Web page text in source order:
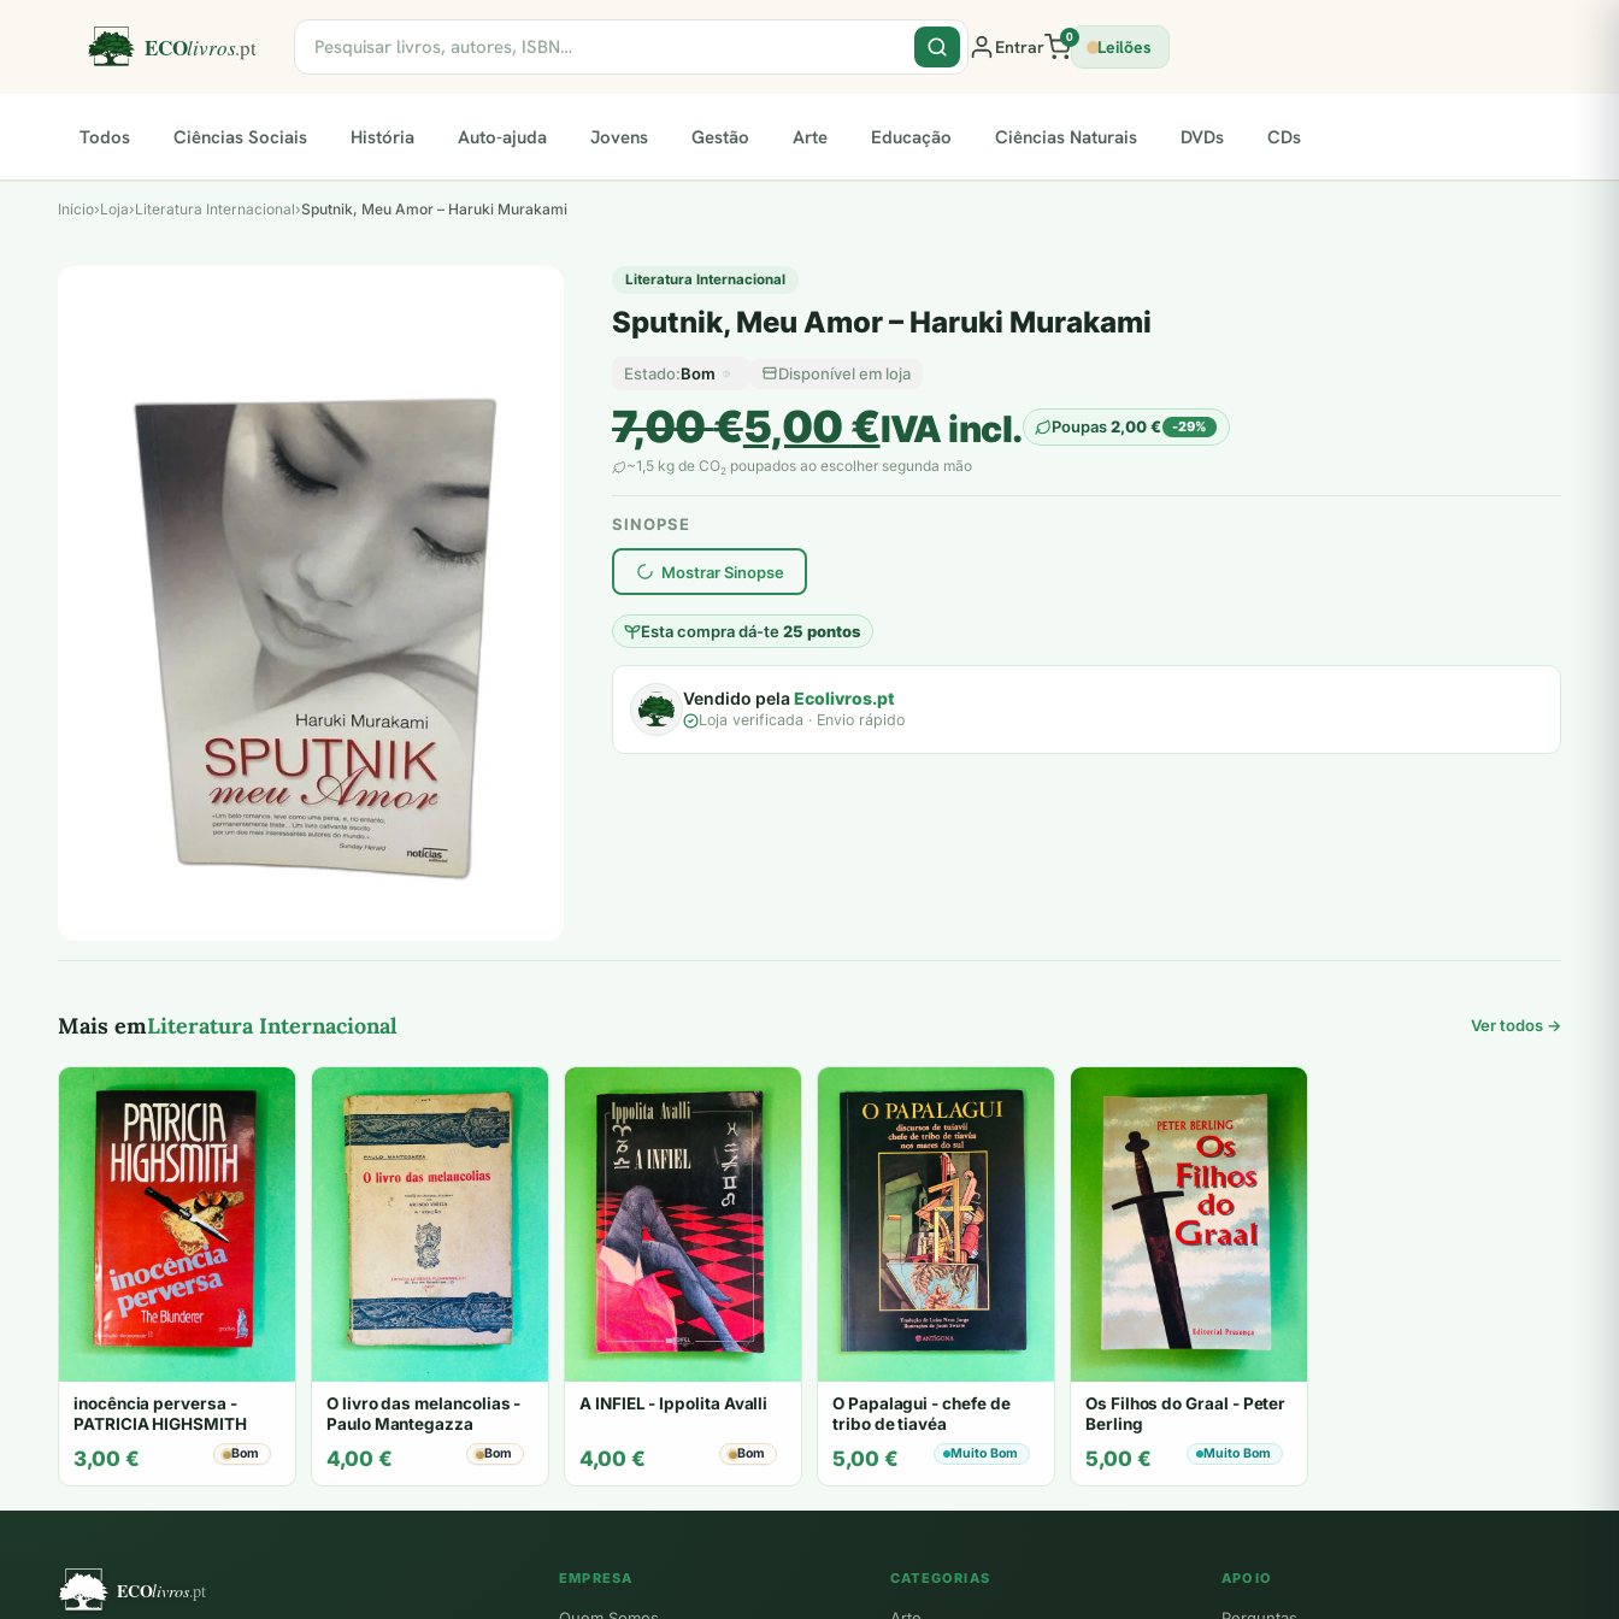
Entrar 0 Leilões
Todos Ciências Sociais História Auto-ajuda Jovens Gestão Arte Educação Ciências Naturais DVDs CDs
Início›Loja›Literatura Internacional›Sputnik, Meu Amor – Haruki Murakami
Literatura Internacional
Sputnik, Meu Amor – Haruki Murakami
Estado:Bom Disponível em loja
7,00€
O
preço
original
era:
7,00 €.
5,00€
O
preço
atual
é:
5,00 €.
IVA incl. Poupas2,00€ -29%
~1,5 kg de CO2 poupados ao escolher segunda mão
SINOPSE
Mostrar Sinopse
Esta compra dá-te25 pontos
plantar árvores reais
Vendido pelaEcolivros.pt
Loja verificada · Envio rápido
Mais emLiteratura Internacional Ver todos →
inocência perversa -
PATRICIA HIGHSMITH
3,00 € Bom
O livro das melancolias -
Paulo Mantegazza
4,00 € Bom
A INFIEL - Ippolita Avalli
4,00 € Bom
O Papalagui - chefe de
tribo de tiavéa
5,00 € Muito Bom
Os Filhos do Graal - Peter
Berling
5,00 € Muito Bom
EMPRESA CATEGORIAS APOIO